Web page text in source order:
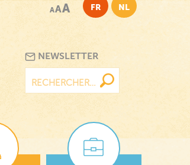
AAA FR NL
NEWSLETTER